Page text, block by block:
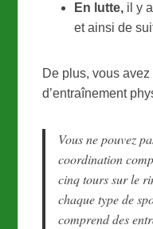
En lutte, il y
et ainsi de
De plus, vous
d’entraînement
Vous ne pouvez
coordination
cinq tours sur le
chaque type de
comprend des